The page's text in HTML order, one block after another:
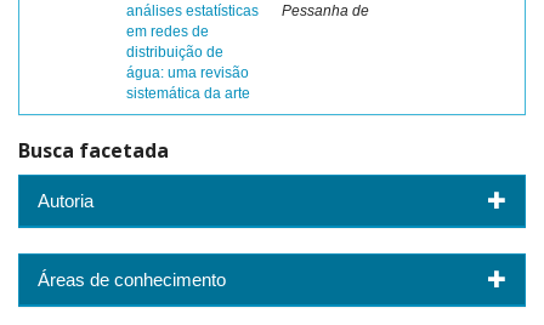
análises estatísticas
em redes de
distribuição de
água: uma revisão
sistemática da arte
Pessanha de
Busca facetada
Autoria
Áreas de conhecimento